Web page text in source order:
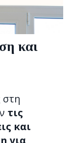
και
στη
τις
και
για